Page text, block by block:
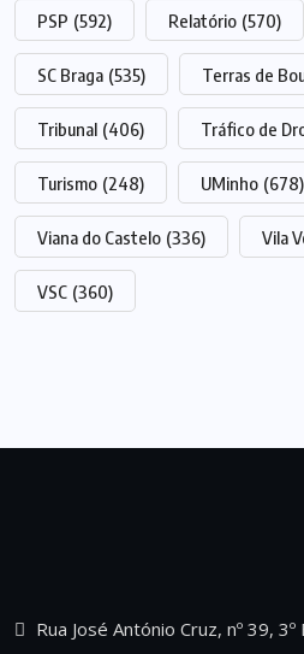
PSP (592) Relatório (570)
SC Braga (535) Terras de
Tribunal (406) Tráfico de
Turismo (248) UMinho (678)
Viana do Castelo (336) Vila
VSC (360)
Rua José António Cruz, nº 39,